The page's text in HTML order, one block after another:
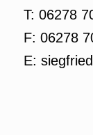
T: 06278
F: 06278
E: